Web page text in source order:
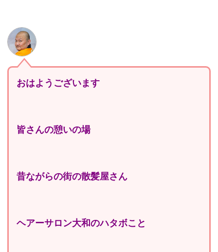
おはようございます
皆さんの憩いの場
昔ながらの街の散髪屋さん
ヘアーサロン大和のハタボこと